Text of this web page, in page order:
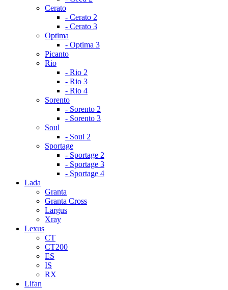
Cerato
- Cerato 2
- Cerato 3
Optima
- Optima 3
Picanto
Rio
- Rio 2
- Rio 3
- Rio 4
Sorento
- Sorento 2
- Sorento 3
Soul
- Soul 2
Sportage
- Sportage 2
- Sportage 3
- Sportage 4
Lada
Granta
Granta Cross
Largus
Xray
Lexus
CT
CT200
ES
IS
RX
Lifan